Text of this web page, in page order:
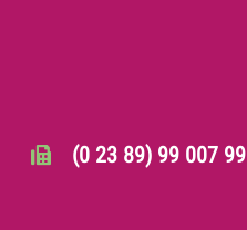
(0 23 89) 99 007 99